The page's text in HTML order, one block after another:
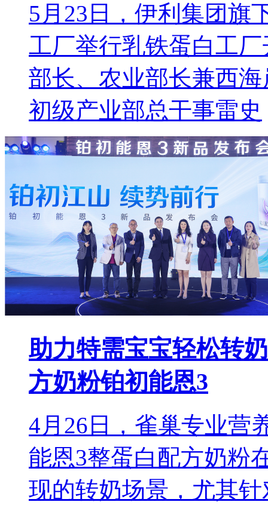
5月23日，伊利集团旗
工厂举行乳铁蛋白工
部长、农业部长兼西
初级产业部总干事雷史
助力特需宝宝轻松转
方奶粉铂初能恩3
4月26日，雀巢专业营
能恩3整蛋白配方奶粉
现的转奶场景，尤其